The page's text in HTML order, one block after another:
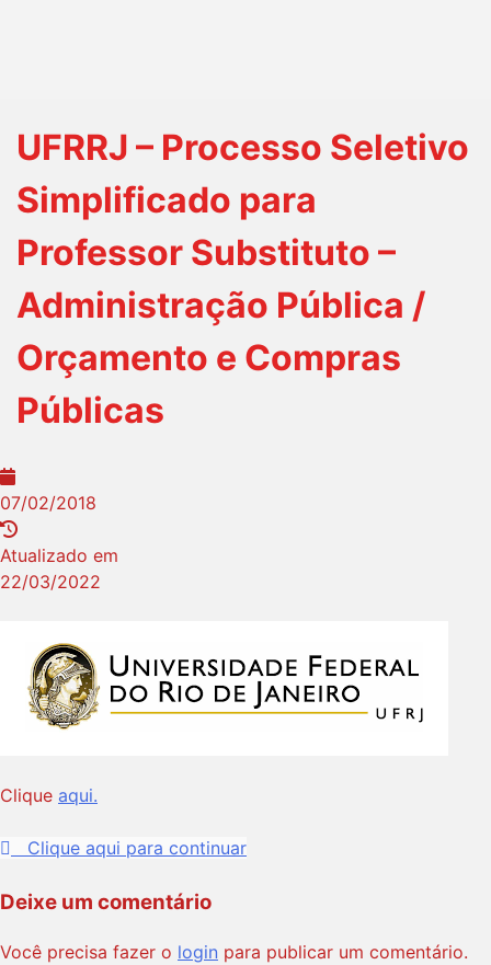
UFRRJ – Processo Seletivo
Simplificado para
Professor Substituto –
Administração Pública /
Orçamento e Compras
Públicas
07/02/2018
Atualizado em
22/03/2022
Clique aqui.
Clique aqui para continuar
Deixe um comentário
Você precisa fazer o login para publicar um comentário.